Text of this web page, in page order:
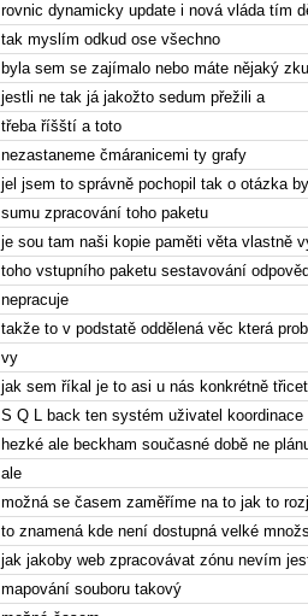
rovnic dynamicky update i nová vláda tím
tak myslím odkud ose všechno
byla sem se zajímalo nebo máte nějaký
jestli ne tak já jakožto sedum přežili a
třeba říšští a toto
nezastaneme čmáranicemi ty grafy
jel jsem to správně pochopil tak o otázka
sumu zpracování toho paketu
je sou tam naši kopie paměti věta vlastně
toho vstupního paketu sestavování
nepracuje
takže to v podstatě oddělená věc která
vy
jak sem říkal je to asi u nás konkrétně
S Q L back ten systém uživatel koordinace
hezké ale beckham současné době ne
ale
možná se časem zaměříme na to jak to
to znamená kde není dostupná velké
jak jakoby web zpracovávat zónu nevím
mapování souboru takový